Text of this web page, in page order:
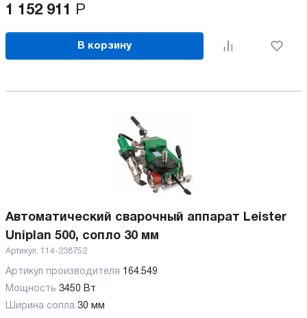
1 152 911 Р
В корзину
Автоматический сварочный аппарат Leister
Uniplan 500, сопло 30 мм
Артикул: 114-238752
Артикул производителя 164.549
Мощность 3450 Вт
Ширина сопла 30 мм